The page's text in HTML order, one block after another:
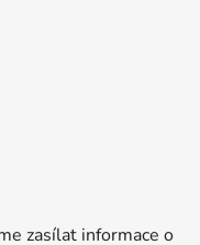
zasílat informace o